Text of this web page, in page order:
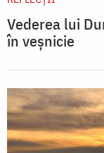
Vederea lui
în veșnicie